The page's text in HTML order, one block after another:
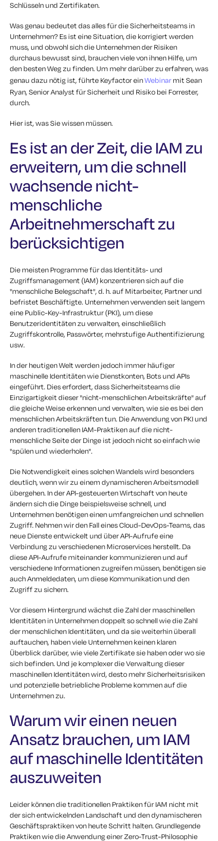
Schlüsseln und Zertifikaten.
Was genau bedeutet das alles für die Sicherheitsteams in
Unternehmen? Es ist eine Situation, die korrigiert werden
muss, und obwohl sich die Unternehmen der Risiken
durchaus bewusst sind, brauchen viele von ihnen Hilfe, um
den besten Weg zu finden. Um mehr darüber zu erfahren, was
genau dazu nötig ist, führte Keyfactor einWebinar mit Sean
Ryan, Senior Analyst für Sicherheit und Risiko bei Forrester,
durch.
Hier ist, was Sie wissen müssen.
Es ist an der Zeit, die IAM zu
erweitern, um die schnell
wachsende nicht-
menschliche
Arbeitnehmerschaft zu
berücksichtigen
Die meisten Programme für das Identitäts- und
Zugriffsmanagement (IAM) konzentrieren sich auf die
"menschliche Belegschaft", d. h. auf Mitarbeiter, Partner und
befristet Beschäftigte. Unternehmen verwenden seit langem
eine Public-Key-Infrastruktur (PKI), um diese
Benutzeridentitäten zu verwalten, einschließlich
Zugriffskontrolle, Passwörter, mehrstufige Authentifizierung
usw.
In der heutigen Welt werden jedoch immer häufiger
maschinelle Identitäten wie Dienstkonten, Bots und APIs
eingeführt. Dies erfordert, dass Sicherheitsteams die
Einzigartigkeit dieser "nicht-menschlichen Arbeitskräfte" auf
die gleiche Weise erkennen und verwalten, wie sie es bei den
menschlichen Arbeitskräften tun. Die Anwendung von PKI und
anderen traditionellen IAM-Praktiken auf die nicht-
menschliche Seite der Dinge ist jedoch nicht so einfach wie
"spülen und wiederholen".
Die Notwendigkeit eines solchen Wandels wird besonders
deutlich, wenn wir zu einem dynamischeren Arbeitsmodell
übergehen. In der API-gesteuerten Wirtschaft von heute
ändern sich die Dinge beispielsweise schnell, und
Unternehmen benötigen einen umfangreichen und schnellen
Zugriff. Nehmen wir den Fall eines Cloud-DevOps-Teams, das
neue Dienste entwickelt und über API-Aufrufe eine
Verbindung zu verschiedenen Microservices herstellt. Da
diese API-Aufrufe miteinander kommunizieren und auf
verschiedene Informationen zugreifen müssen, benötigen sie
auch Anmeldedaten, um diese Kommunikation und den
Zugriff zu sichern.
Vor diesem Hintergrund wächst die Zahl der maschinellen
Identitäten in Unternehmen doppelt so schnell wie die Zahl
der menschlichen Identitäten, und da sie weiterhin überall
auftauchen, haben viele Unternehmen keinen klaren
Überblick darüber, wie viele Zertifikate sie haben oder wo sie
sich befinden. Und je komplexer die Verwaltung dieser
maschinellen Identitäten wird, desto mehr Sicherheitsrisiken
und potenzielle betriebliche Probleme kommen auf die
Unternehmen zu.
Warum wir einen neuen
Ansatz brauchen, um IAM
auf maschinelle Identitäten
auszuweiten
Leider können die traditionellen Praktiken für IAM nicht mit
der sich entwickelnden Landschaft und den dynamischeren
Geschäftspraktiken von heute Schritt halten. Grundlegende
Praktiken wie die Anwendung einer Zero-Trust-Philosophie